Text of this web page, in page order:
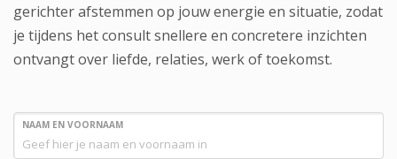
gerichter afstemmen op jouw energie en situatie, zodat
je tijdens het consult snellere en concretere inzichten
ontvangt over liefde, relaties, werk of toekomst.
NAAM EN VOORNAAM